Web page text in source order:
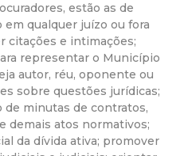
estão as de
qualquer juízo ou fora
citações e intimações;
representar o Município
autor, réu, oponente ou
sobre questões jurídicas;
de minutas de contratos,
demais atos normativos;
da dívida ativa; promover